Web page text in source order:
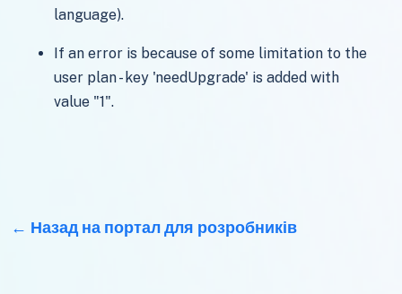
language).
If an error is because of some limitation to the
user plan - key 'needUpgrade' is added with
value "1".
Назад на портал для розробників